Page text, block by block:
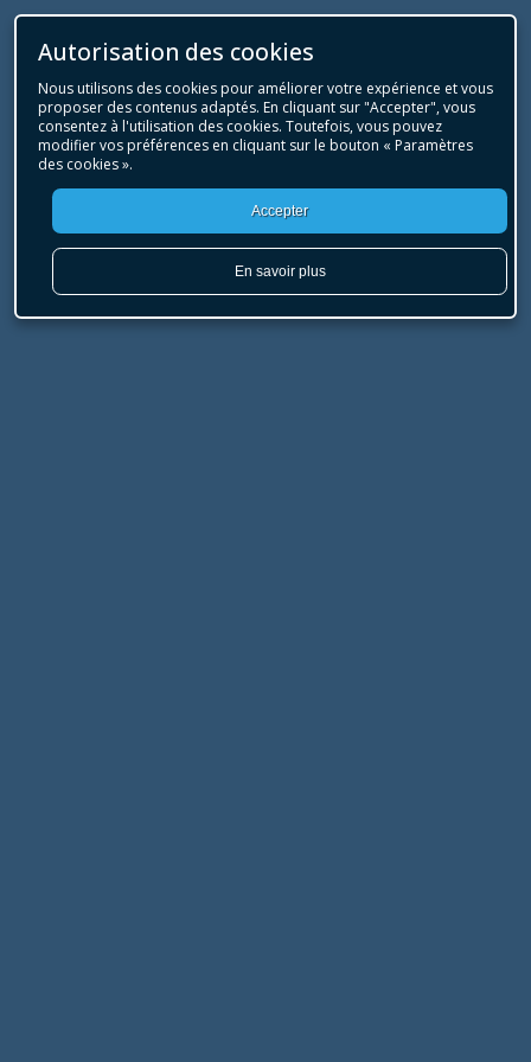
Autorisation des cookies
Nous utilisons des cookies pour améliorer votre expérience et vous
proposer des contenus adaptés. En cliquant sur "Accepter", vous
consentez à l'utilisation des cookies. Toutefois, vous pouvez
modifier vos préférences en cliquant sur le bouton « Paramètres
des cookies ».
Accepter
En savoir plus